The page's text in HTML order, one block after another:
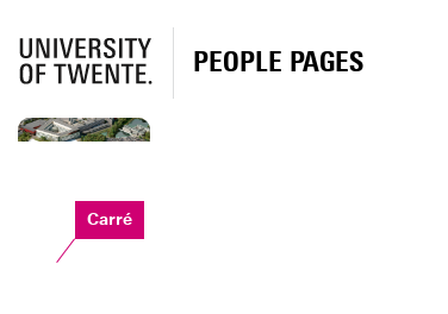
PEOPLE PAGES
Carré